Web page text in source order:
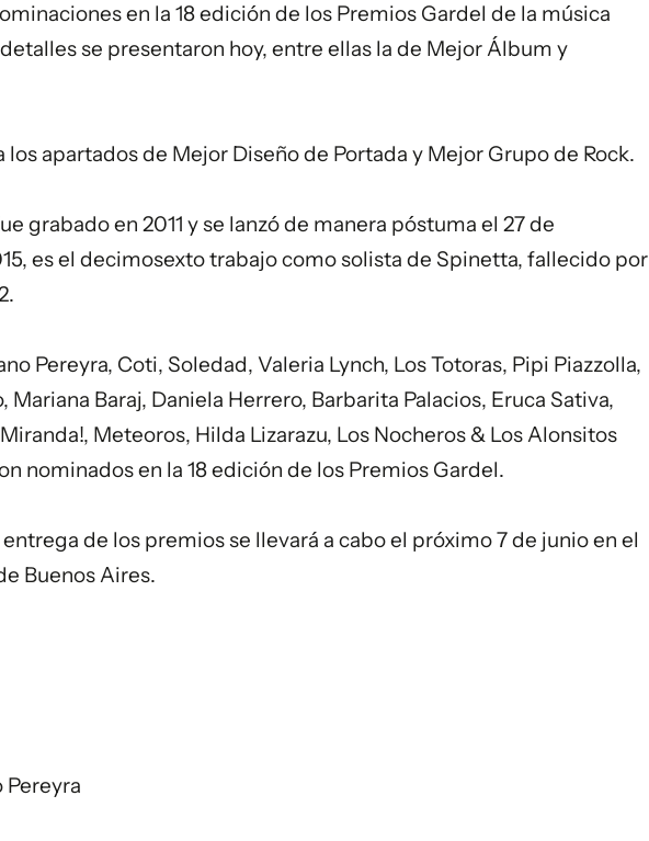
en la 18 edición de los Premios Gardel de la música
se presentaron hoy, entre ellas la de Mejor Álbum y
los apartados de Mejor Diseño de Portada y Mejor Grupo de Rock.
grabado en 2011 y se lanzó de manera póstuma el 27 de
es el decimosexto trabajo como solista de Spinetta, fallecido por
Pereyra, Coti, Soledad, Valeria Lynch, Los Totoras, Pipi Piazzolla,
Mariana Baraj, Daniela Herrero, Barbarita Palacios, Eruca Sativa,
Meteoros, Hilda Lizarazu, Los Nocheros & Los Alonsitos
nominados en la 18 edición de los Premios Gardel.
de los premios se llevará a cabo el próximo 7 de junio en el
Buenos Aires.
Pereyra